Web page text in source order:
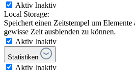
Aktiv Inaktiv
Local Storage:
Speichert einen Zeitstempel um
gewisse Zeit ausblenden zu können.
Aktiv Inaktiv
Statistiken
Aktiv Inaktiv